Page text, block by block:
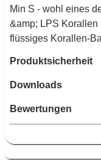
Min S - wohl eines
&amp; LPS Korallen
flüssiges Korallen-
Produktsicherheit
Downloads
Bewertungen